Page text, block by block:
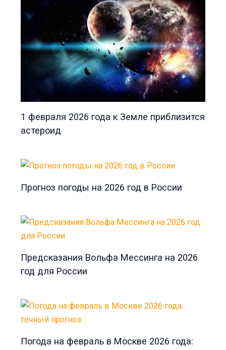
1 февраля 2026 года к Земле приблизится
астероид
Прогноз погоды на 2026 год в России
Предсказания Вольфа Мессинга на 2026
год для России
Погода на февраль в Москве 2026 года: